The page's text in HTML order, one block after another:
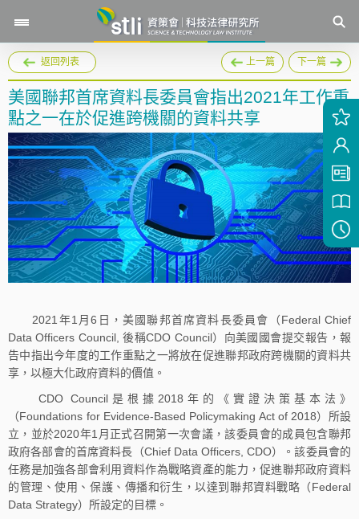
返回列表 上一篇 下一篇
美國聯邦首席資料長委員會指出2021年工作重
點之一在於促進跨機關的資料共享
2021年1月6日，美國聯邦首席資料長委員會（Federal Chief
Data Officers Council, 後稱CDO Council）向美國國會提交報告，報
告中指出今年度的工作重點之一將放在促進聯邦政府跨機關的資料共
享，以極大化政府資料的價值。
CDO Council是根據2018年的《實證決策基本法》
（Foundations for Evidence-Based Policymaking Act of 2018）所設
立，並於2020年1月正式召開第一次會議，該委員會的成員包含聯邦
政府各部會的首席資料長（Chief Data Officers, CDO）。該委員會的
任務是加強各部會利用資料作為戰略資產的能力，促進聯邦政府資料
的管理、使用、保護、傳播和衍生，以達到聯邦資料戰略（Federal
Data Strategy）所設定的目標。